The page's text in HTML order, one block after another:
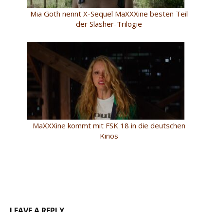
Mia Goth nennt X-Sequel MaXXXine besten Teil
der Slasher-Trilogie
MaXXXine kommt mit FSK 18 in die deutschen
Kinos